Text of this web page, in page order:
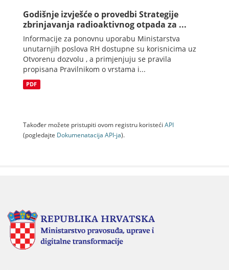
Godišnje izvješće o provedbi Strategije
zbrinjavanja radioaktivnog otpada za ...
Informacije za ponovnu uporabu Ministarstva
unutarnjih poslova RH dostupne su korisnicima uz
Otvorenu dozvolu , a primjenjuju se pravila
propisana Pravilnikom o vrstama i...
PDF
Također možete pristupiti ovom registru koristeći API
(pogledajte Dokumenаtаcijа API-jа).